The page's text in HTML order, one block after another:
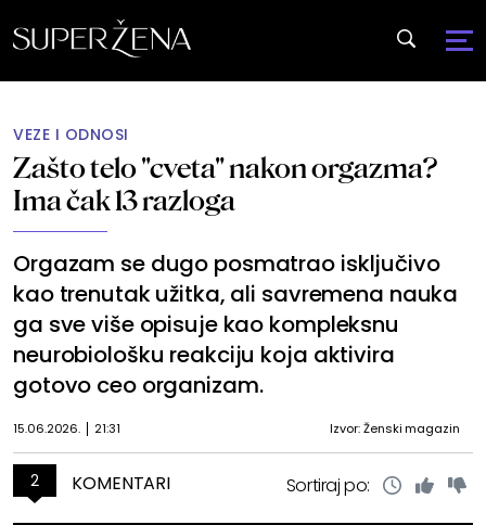
VEZE I ODNOSI
Zašto telo "cveta" nakon orgazma?
Ima čak 13 razloga
Orgazam se dugo posmatrao isključivo
kao trenutak užitka, ali savremena nauka
ga sve više opisuje kao kompleksnu
neurobiološku reakciju koja aktivira
gotovo ceo organizam.
15.06.2026. 21:31 Izvor: Ženski magazin
2 KOMENTARI Sortiraj po: